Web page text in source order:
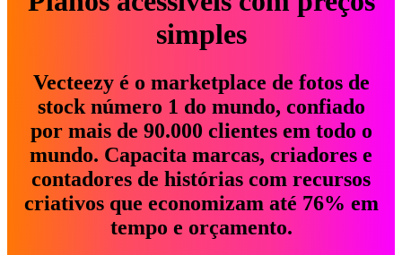
simples
Vecteezy é o marketplace de fotos de
stock número 1 do mundo, confiado
por mais de 90.000 clientes em todo o
mundo. Capacita marcas, criadores e
contadores de histórias com recursos
criativos que economizam até 76% em
tempo e orçamento.